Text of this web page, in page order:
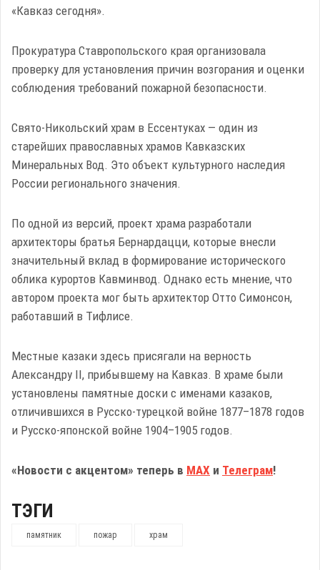
«Кавказ сегодня».
Прокуратура Ставропольского края организовала
проверку для установления причин возгорания и оценки
соблюдения требований пожарной безопасности.
Свято-Никольский храм в Ессентуках — один из
старейших православных храмов Кавказских
Минеральных Вод. Это объект культурного наследия
России регионального значения.
По одной из версий, проект храма разработали
архитекторы братья Бернардацци, которые внесли
значительный вклад в формирование исторического
облика курортов Кавминвод. Однако есть мнение, что
автором проекта мог быть архитектор Отто Симонсон,
работавший в Тифлисе.
Местные казаки здесь присягали на верность
Александру II, прибывшему на Кавказ. В храме были
установлены памятные доски с именами казаков,
отличившихся в Русско-турецкой войне 1877–1878 годов
и Русско-японской войне 1904–1905 годов.
«Новости с акцентом» теперь в МАХ и Телеграм!
ТЭГИ
памятник пожар храм